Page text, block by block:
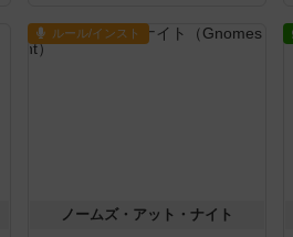
ルール/インスト
ノームズ・アット・ナイト